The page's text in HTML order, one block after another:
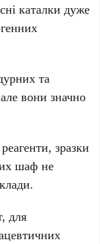
каталки дуже
та
вони значно
зразки
шаф не
для